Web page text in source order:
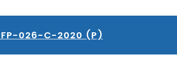
026-C-2020 (P)